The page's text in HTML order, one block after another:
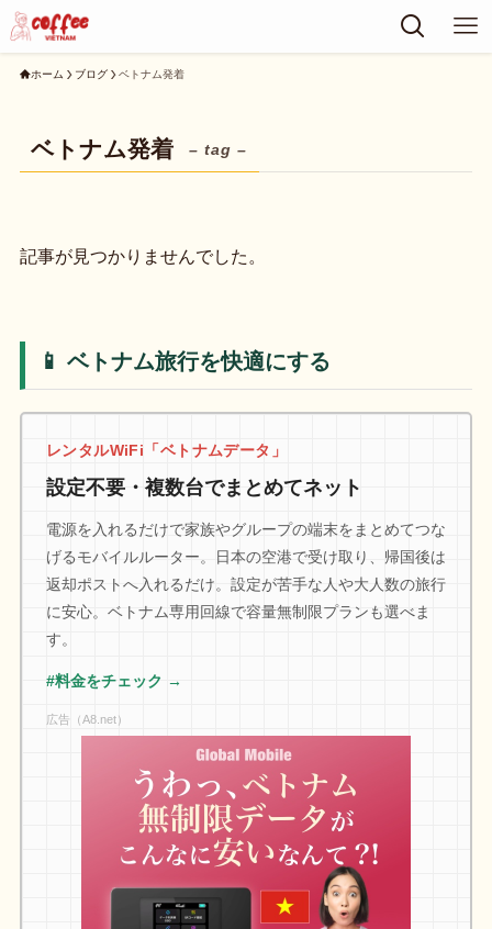
ホーム ブログ ベトナム発着
ベトナム発着 – tag –
記事が見つかりませんでした。
📱 ベトナム旅行を快適にする
レンタルWiFi「ベトナムデータ」
設定不要・複数台でまとめてネット
電源を入れるだけで家族やグループの端末をまとめてつな
げるモバイルルーター。日本の空港で受け取り、帰国後は
返却ポストへ入れるだけ。設定が苦手な人や大人数の旅行
に安心。ベトナム専用回線で容量無制限プランも選べま
す。
#料金をチェック →
広告（A8.net）